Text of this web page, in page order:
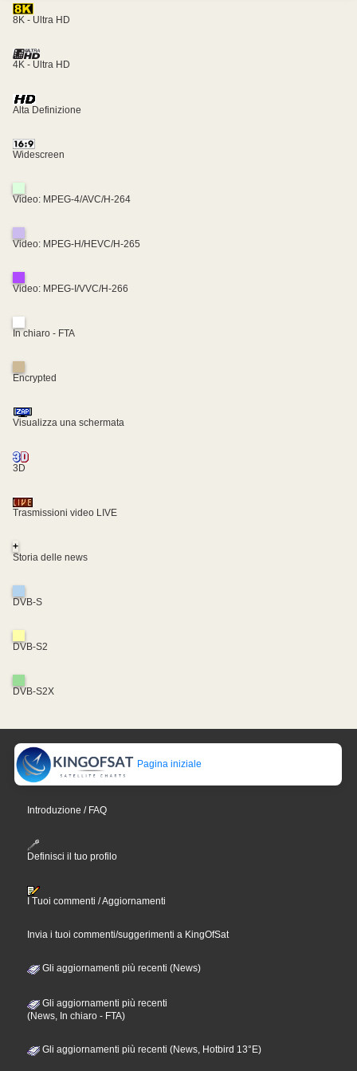
8K - Ultra HD
4K - Ultra HD
Alta Definizione
Widescreen
Video: MPEG-4/AVC/H-264
Video: MPEG-H/HEVC/H-265
Video: MPEG-I/VVC/H-266
In chiaro - FTA
Encrypted
Visualizza una schermata
3D
Trasmissioni video LIVE
+
Storia delle news
DVB-S
DVB-S2
DVB-S2X
Pagina iniziale
Introduzione / FAQ
Definisci il tuo profilo
I Tuoi commenti / Aggiornamenti
Invia i tuoi commenti/suggerimenti a KingOfSat
Gli aggiornamenti più recenti (News)
Gli aggiornamenti più recenti
(News, In chiaro - FTA)
Gli aggiornamenti più recenti (News, Hotbird 13°E)